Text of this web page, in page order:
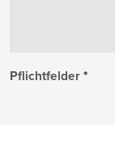
Pflichtfelder*